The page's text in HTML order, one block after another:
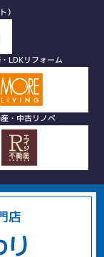
）
LDKリフォーム
・中古リノベ
店